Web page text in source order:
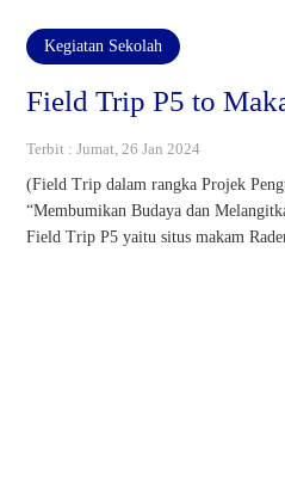
Kegiatan Sekolah
Field Trip P5 to
Terbit : Jumat, 26 Jan 2024
(Field Trip dalam rangka Projek
“Membumikan Budaya dan
Field Trip P5 yaitu situs makam